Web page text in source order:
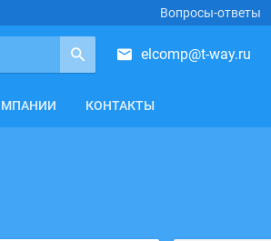
Вопросы-ответы
elcomp@t-way.ru
КОНТАКТЫ